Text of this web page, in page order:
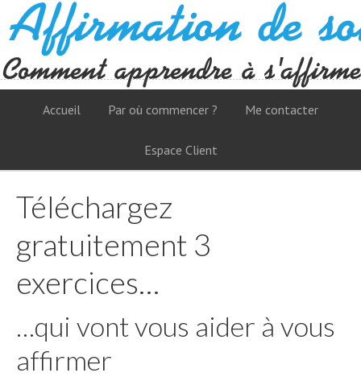
Accueil Par où commencer ? Me contacter
Espace Client
Téléchargez
gratuitement 3
exercices…
…qui vont vous aider à vous
affirmer